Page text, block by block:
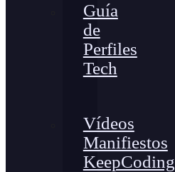
Guía
de
Perfiles
Tech
Vídeos
Manifiestos
KeepCoding